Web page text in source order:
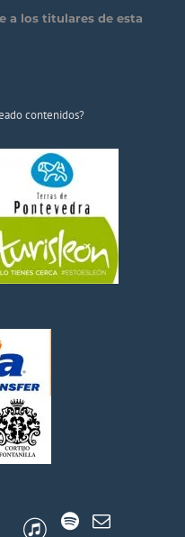
a los titulares de esta
contenidos?